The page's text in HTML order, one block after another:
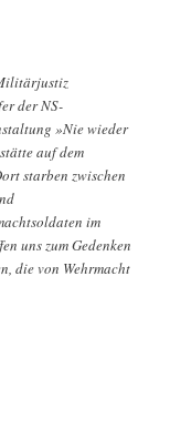
der NS-
»Nie wieder
auf dem
starben zwischen
im
uns zum Gedenken
die von Wehrmacht